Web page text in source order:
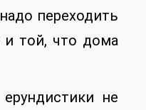
переходить
и той, что дома
не